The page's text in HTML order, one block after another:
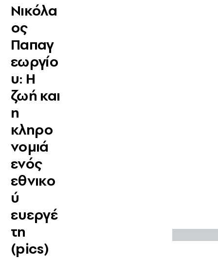
Νικόλα
ος
Παπαγ
εωργίο
υ: Η
ζωή και
η
κληρο
νομιά
ενός
εθνικο
ύ
ευεργέ
τη
(pics)